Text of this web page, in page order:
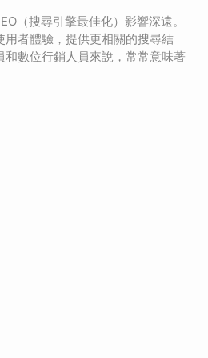
（搜尋引擎最佳化）影響深遠。
者體驗，提供更相關的搜尋結
數位行銷人員來說，常常意味著